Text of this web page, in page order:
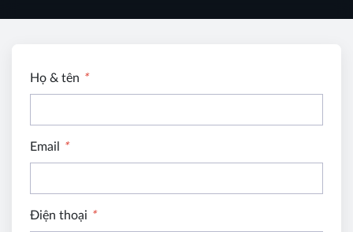
Họ & tên *
Email *
Điện thoại *